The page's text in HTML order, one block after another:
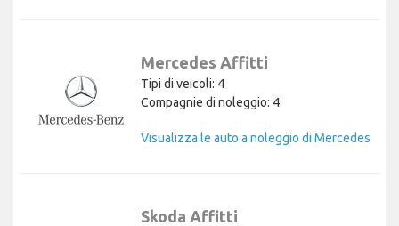
Mercedes Affitti
Tipi di veicoli: 4
Compagnie di noleggio: 4
Visualizza le auto a noleggio di Mercedes
Skoda Affitti